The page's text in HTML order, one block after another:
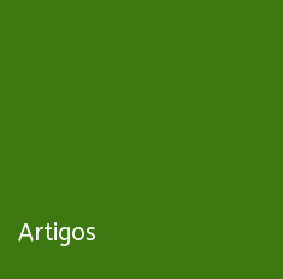
Artigos